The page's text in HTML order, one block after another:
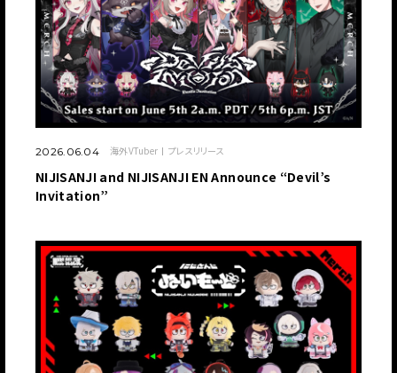
2026.06.04 海外VTuber プレスリリース
NIJISANJI and NIJISANJI EN Announce “Devil’s
Invitation”